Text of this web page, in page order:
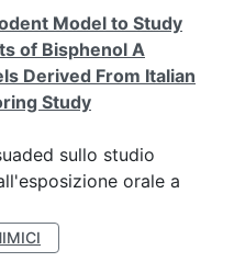
Model to Study
of Bisphenol A
Derived From Italian
Study
sullo studio
orale a